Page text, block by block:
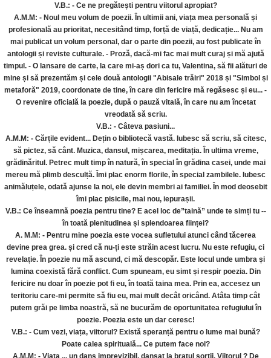
V.B.: - Ce ne pregătești pentru viitorul apropiat?
A.M.M: - Noul meu volum de poezii. În ultimii ani, viața mea personală și
profesională au prioritat, necesitând timp, forță de viață, dedicație... Nu am
mai publicat un volum personal, dar o parte din poezii, au fost publicate în
antologii și reviste culturale. - Proză, dacă-mi fac mai mult curaj și mă ajută
timpul. - O lansare de carte, la care mi-aș dori ca tu, Valentina, să fii alături de
mine și să prezentăm și cele două antologii "Abisale trăiri" 2018 și "Simbol și
metaforă" 2019, coordonate de tine, în care din fericire mă regăsesc și eu... -
O revenire oficială la poezie, după o pauză vitală, în care nu am încetat
vreodată să scriu.
V.B.: - Câteva pasiuni...
A.M.M: - Cărțile evident... Dețin o bibliotecă vastă. Iubesc să scriu, să citesc,
să pictez, să cânt. Muzica, dansul, mișcarea, meditația. În ultima vreme,
grădinăritul. Petrec mult timp în natură, în special în grădina casei, unde mai
mereu mă plimb desculță. Îmi plac enorm florile, în special zambilele. Iubesc
animăluțele, odată ajunse la noi, ele devin membri ai familiei. În mod deosebit
îmi plac pisicile, mai nou, iepurașii.
V.B.: Ce înseamnă poezia pentru tine? E acel loc de”taină” unde te simți tu --
în toată plenitudinea și splendoarea ființei?
A. M.M: - Pentru mine poezia este vocea sufletului atunci când tăcerea
devine prea grea. și cred că nu-ți este străin acest lucru. Nu este refugiu, ci
revelație. În poezie nu mă ascund, ci mă descopăr. Este locul unde umbra și
lumina coexistă fără conflict. Cum spuneam, eu simt și respir poezia. Din
fericire nu doar în poezie pot fi eu, în toată taina mea. Prin ea, accesez un
teritoriu care-mi permite să fiu eu, mai mult decât oricând. Atâta timp cât
putem grăi pe limba noastră, să ne bucurăm de oportunitatea refugiului în
poezie. Poezia este un dar ceresc!
V.B.: - Cum vezi, viața, viitorul? Există speranță pentru o lume mai bună?
Poate calea spirituală... Ce putem face noi?
A.M.M: - Viața ... un dans imprevizibil, dansat la brațul sorții. Viitorul ? De